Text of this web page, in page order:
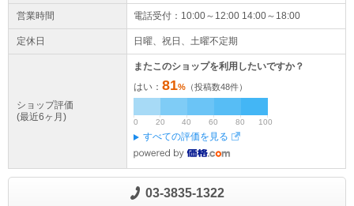
営業時間 電話受付：10:00～12:00 14:00～18:00
定休日 日曜、祝日、土曜不定期
ショップ評価
(最近6ヶ月)
またこのショップを利用したいですか？
はい： 81% （投稿数48件）
0 20 40 60 80 100
すべての評価を見る
03-3835-1322